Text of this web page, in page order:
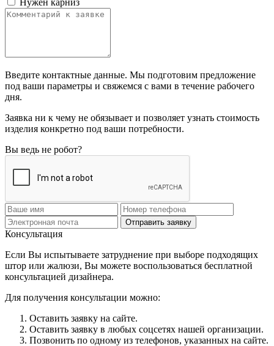
Введите контактные данные. Мы подготовим предложение
под ваши параметры и свяжемся с вами в течение рабочего
дня.
Заявка ни к чему не обязывает и позволяет узнать стоимость
изделия конкретно под ваши потребности.
Вы ведь не робот?
Отправить заявку
Консультация
Если Вы испытываете затруднение при выборе подходящих
штор или жалюзи, Вы можете воспользоваться бесплатной
консультацией дизайнера.
Для получения консультации можно:
Оставить заявку на сайте.
Оставить заявку в любых соцсетях нашей организации.
Позвонить по одному из телефонов, указанных на сайте.